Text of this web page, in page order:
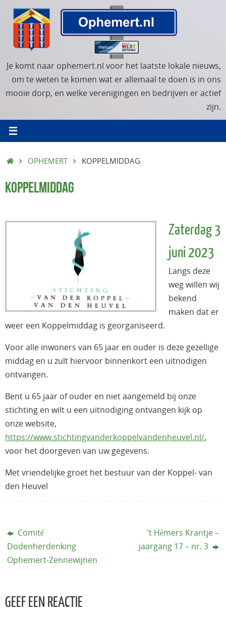
naar
inhoud
Je komt naar ophemert.nl voor het laatste lokale nieuws,
om te weten te komen wat er allemaal te doen is in ons
mooie dorp, en welke verenigingen en bedrijven er actief
zijn.
HOMEOPHEMERT KOPPELMIDDAG
KOPPELMIDDAG
Zaterdag 3
juni 2023
Langs deze
weg willen wij
bekend
maken dat er
weer een Koppelmiddag is georganiseerd.
Voor alle inwoners van 65 jaar en ouder is deze gezellige
middag en u zult hiervoor binnenkort een uitnodigen
ontvangen.
Bent u 65 jaar of ouder en niet aangemeld bij onze
stichting en wilt u een uitnodiging ontvangen kijk op
onze website,
https://www.stichtingvanderkoppelvandenheuvel.nl/,
voor het doorgeven van uw gegevens.
Met vriendelijke groet het bestuur van der Koppel- van
den Heuvel
Comité
Dodenherdenking
Ophemert-Zennewijnen
’t Hèmers Krantje –
jaargang 17 – nr. 3
GEEF EEN REACTIE